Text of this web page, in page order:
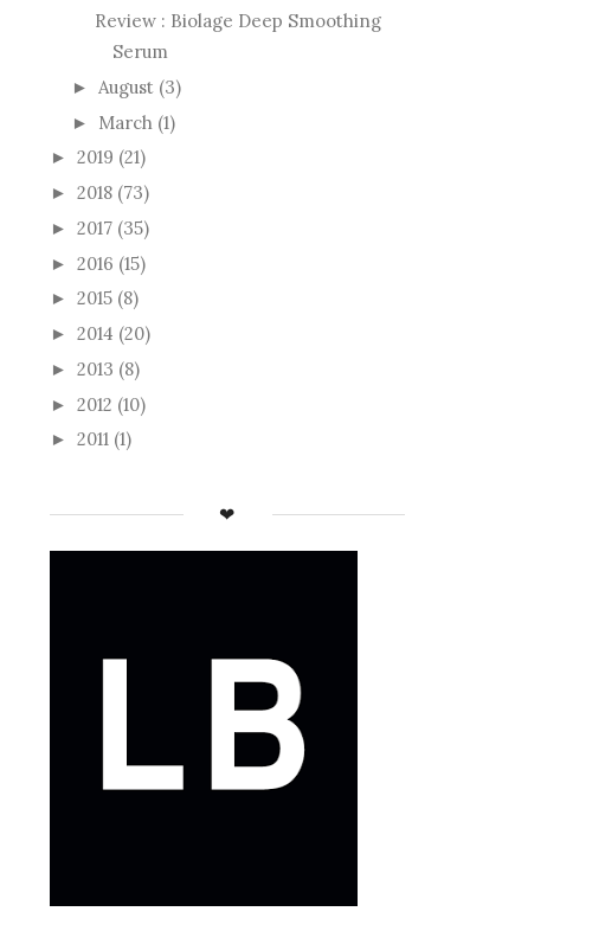
Review : Biolage Deep Smoothing
Serum
► August (3)
► March (1)
► 2019 (21)
► 2018 (73)
► 2017 (35)
► 2016 (15)
► 2015 (8)
► 2014 (20)
► 2013 (8)
► 2012 (10)
► 2011 (1)
❤